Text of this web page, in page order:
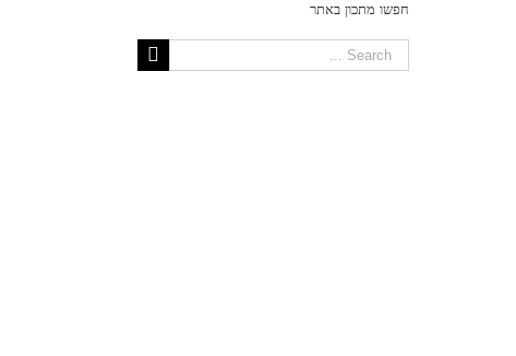
חפשו מתכון באתר